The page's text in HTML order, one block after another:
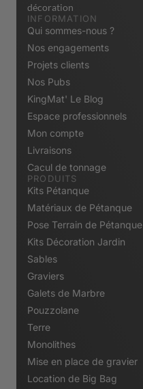
décoration
INFORMATION
Qui sommes-nous ?
Nos engagements
Projets clients
Nos Pubs
KingMat' Le Blog
Espace professionnels
Mon compte
Livraisons
Cacul de tonnage
PRODUITS
Kits Pétanque
Matériaux de Pétanque
Pose Terrain de Pétanque
Kits Décoration Jardin
Sables
Graviers
Galets de Marbre
Pouzzolane
Terre
Monolithes
Mise en place de gravier
Location de Big Bag